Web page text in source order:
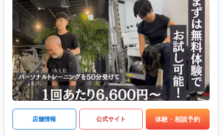
店舗情報 公式サイト 体験・相談予約